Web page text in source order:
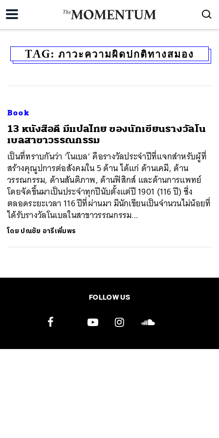
TAG: ภาวะความผิดปกติทางสมอง
Book
13 หนังสือดี มีแปลไทย ของนักเขียนรางวัลโน
เบลสาขาวรรณกรรม
เป็นที่ทราบกันว่า ‘โนเบล’ คือรางวัลประจำปีที่แจกสำหรับผู้ที่
สร้างคุณูปการต่อสังคมใน 5 ด้าน ได้แก่ ด้านเคมี, ด้าน
วรรณกรรม, ด้านสันติภาพ, ด้านฟิสิกส์ และด้านการแพทย์
โดยจัดขึ้นมาเป็นประจำทุกปีนับตั้งแต่ปี 1901 (116 ปี) ซึ่ง
ตลอดระยะเวลา 116 ปีที่ผ่านมา มีนักเขียนเป็นจำนวนไม่น้อยที่
ได้รับรางวัลโนเบลในสาขาวรรณกรรม...
โดย ปณชัย อารีเพิ่มพร
FOLLOW US
ค้นหา
SHARE